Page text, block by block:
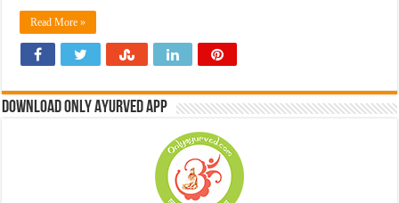
Read More »
Download Only Ayurved App